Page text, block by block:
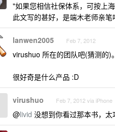
"如果您相信社保体系，可按上
此文写的甚好，是端木老师亲笔
lanwen2005 Feb 7, 2012
virushuo 所在的团队吧(猜测的)
很好奇是什么产品 :D
virushuo Feb 7, 2012 via iPhone
@livid 没想到你看过那本书，太